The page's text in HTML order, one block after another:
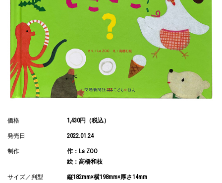
価格 1,430円（税込）
発売日 2022.01.24
制作
作：La ZOO
絵：高橋和枝
サイズ／判型 縦182mm×横198mm×厚さ14mm